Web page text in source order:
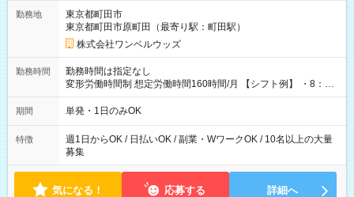
勤務地
東京都町田市
東京都町田市原町田（最寄り駅：町田駅）
株式会社ワンベルウッズ
勤務時間
勤務時間は指定なし
変形労働時間制 想定労働時間160時間/月 【シフト例】 ・8：00
～21：00
期間 単発・1日のみOK
特徴
週1日からOK / 日払いOK / 副業・WワークOK / 10名以上の大量
募集
気になる！ 応募する 詳細へ